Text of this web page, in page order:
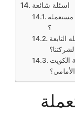
اسئلة شائعة
؟
التابعة
لشركتنا؟
الكويت